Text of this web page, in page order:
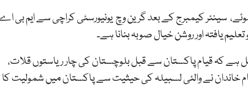
کو کوئٹہ میں پیدا ہوئے، سینئر کیمبرج کے بعد گرین وچ یونیورسٹی کراچی سے ایم بی
یافتہ اور روشن خیال صوبہ بنانا ہے۔
ہے کہ قیام پاکستان سے قبل بلوچستان کی چار ریاستوں قلات،
خاندان نے والئی لسبیلہ کی حیثیت سے پاکستان میں شمولیت کا